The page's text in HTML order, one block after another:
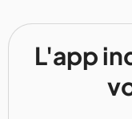
L'app